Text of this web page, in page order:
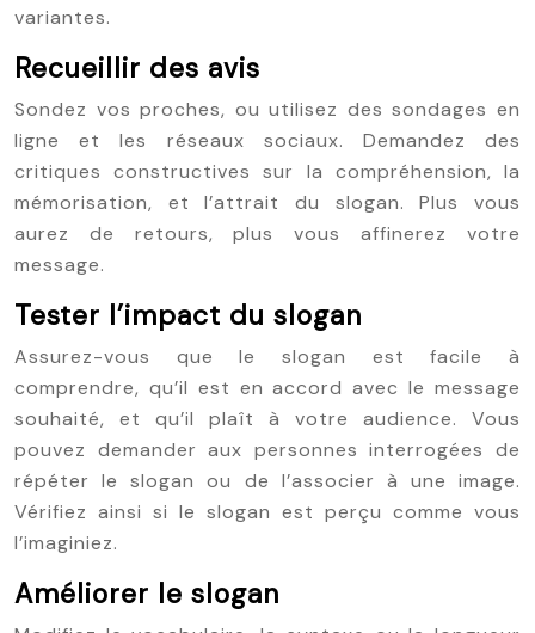
variantes.
Recueillir des avis
Sondez vos proches, ou utilisez des sondages en
ligne et les réseaux sociaux. Demandez des
critiques constructives sur la compréhension, la
mémorisation, et l’attrait du slogan. Plus vous
aurez de retours, plus vous affinerez votre
message.
Tester l’impact du slogan
Assurez-vous que le slogan est facile à
comprendre, qu’il est en accord avec le message
souhaité, et qu’il plaît à votre audience. Vous
pouvez demander aux personnes interrogées de
répéter le slogan ou de l’associer à une image.
Vérifiez ainsi si le slogan est perçu comme vous
l’imaginiez.
Améliorer le slogan